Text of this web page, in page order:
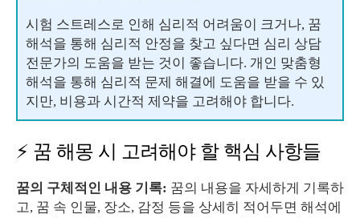
시험 스트레스로 인해 심리적 어려움이 크거나, 꿈
해석을 통해 심리적 안정을 찾고 싶다면 심리 상담
전문가의 도움을 받는 것이 좋습니다. 개인 맞춤형
해석을 통해 심리적 문제 해결에 도움을 받을 수 있
지만, 비용과 시간적 제약을 고려해야 합니다.
⚡ 꿈 해몽 시 고려해야 할 핵심 사항들
꿈의 구체적인 내용 기록: 꿈의 내용을 자세하게 기록하
고, 꿈 속 인물, 장소, 감정 등을 상세히 적어두면 해석에